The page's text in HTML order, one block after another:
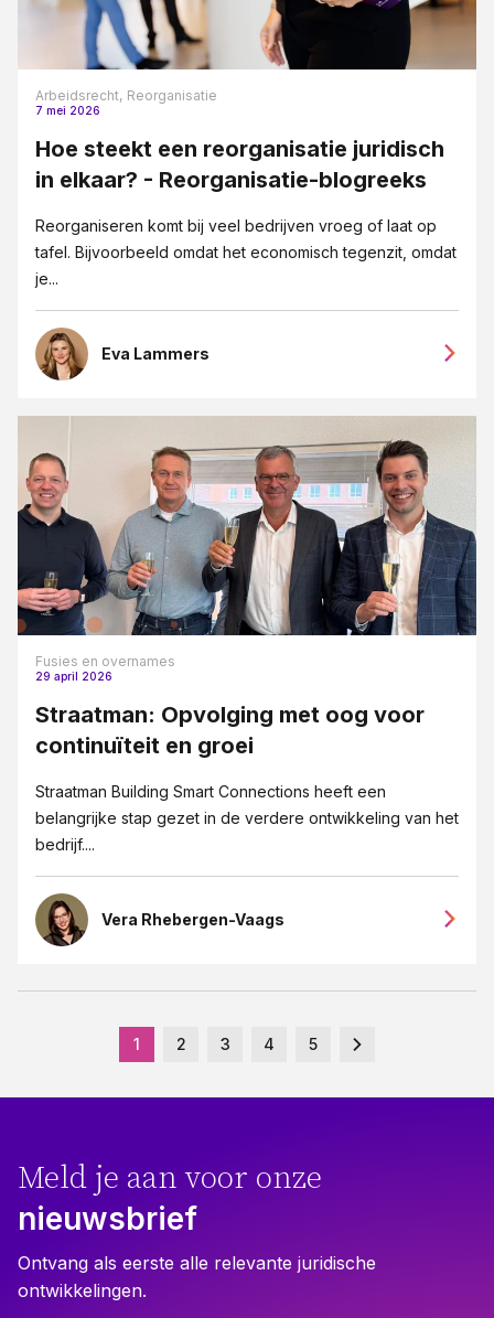
Arbeidsrecht, Reorganisatie
7 mei 2026
Hoe steekt een reorganisatie juridisch
in elkaar? - Reorganisatie-blogreeks
Reorganiseren komt bij veel bedrijven vroeg of laat op
tafel. Bijvoorbeeld omdat het economisch tegenzit, omdat
je...
Eva Lammers
Fusies en overnames
29 april 2026
Straatman: Opvolging met oog voor
continuïteit en groei
Straatman Building Smart Connections heeft een
belangrijke stap gezet in de verdere ontwikkeling van het
bedrijf....
Vera Rhebergen-Vaags
1 2 3 4 5
Meld je aan voor onze
nieuwsbrief
Ontvang als eerste alle relevante juridische
ontwikkelingen.